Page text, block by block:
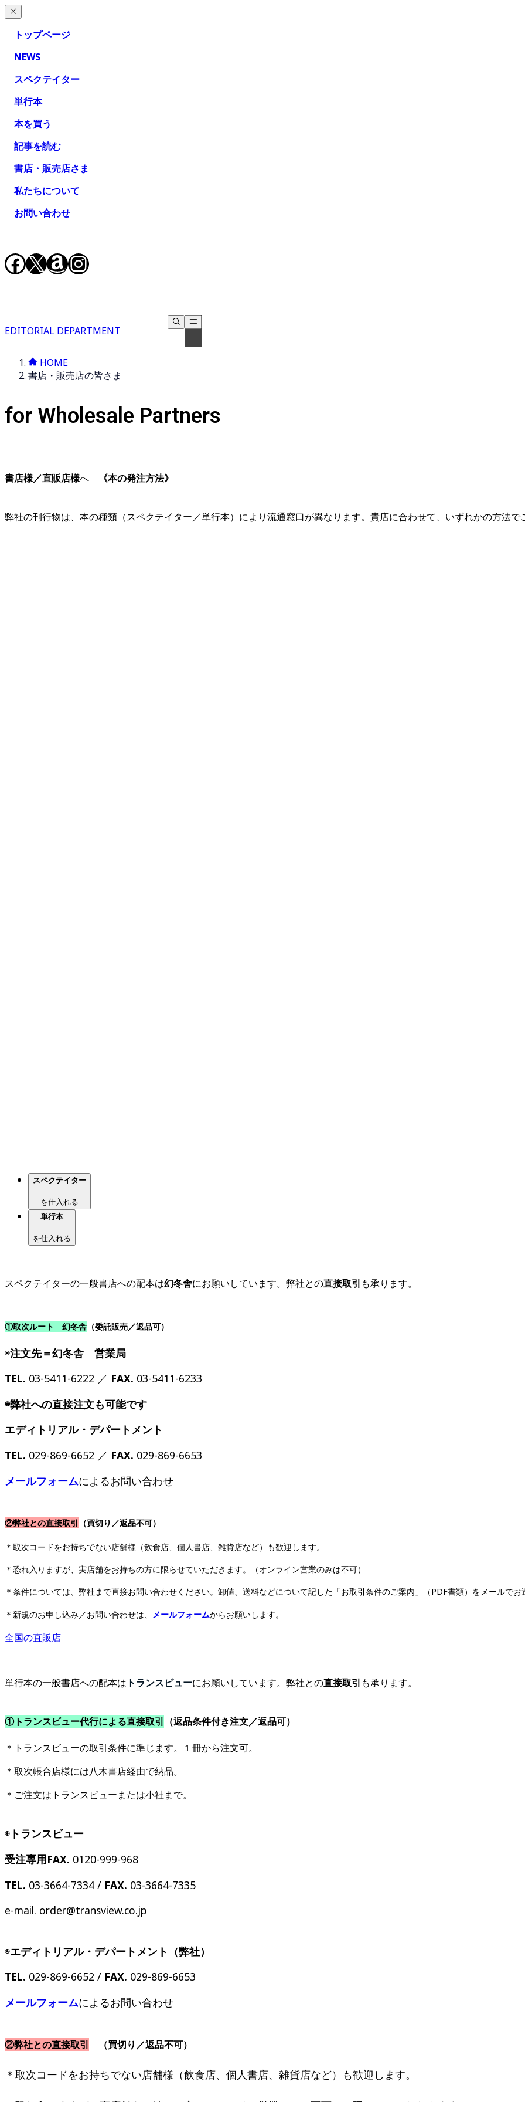
トップページ
NEWS
スペクテイター
単行本
本を買う
記事を読む
書店・販売店さま
私たちについて
お問い合わせ
Facebook
X Amazon
Instagram
EDITORIAL DEPARTMENT
HOME
書店・販売店の皆さま
for Wholesale Partners
書店様／直販店様へ 《本の発注方法》
弊社の刊行物は、本の種類（スペクテイター／単行本）により流通窓口が異なります。貴店に合わせて、いずれかの方法で
スペクテイター
を仕入れる
単行本
を仕入れる
スペクテイターの一般書店への配本は幻冬舎にお願いしています。弊社との直接取引 も承ります。
①取次ルート 幻冬舎 （委託販売／返品可）
◉注文先＝幻冬舎 営業局
TEL. 03-5411-6222 ／ FAX. 03-5411-6233
◉弊社への直接注文も可能です
エディトリアル・デパートメント
TEL. 029-869-6652 ／ FAX. 029-869-6653
メールフォームによるお問い合わせ
②弊社との直接取引 （買切り／返品不可）
＊取次コードをお持ちでない店舗様（飲食店、個人書店、雑貨店など）も歓迎します。
＊恐れ入りますが、実店舗をお持ちの方に限らせていただきます。（オンライン営業のみは不可）
＊条件については、弊社まで直接お問い合わせください。卸値、送料などについて記した「お取引条件のご案内」（PDF書類）をメールでお
＊新規のお申し込み／お問い合わせは、 メールフォームからお願いします。
全国の直販店
単行本の一般書店への配本は トランスビューにお願いしています。弊社との直接取引 も承ります。
①トランスビュー代行による直接取引 （返品条件付き注文／返品可）
＊トランスビューの取引条件に準じます。１冊から注文可。
＊取次帳合店様には八木書店経由で納品。
＊ご注文はトランスビューまたは小社まで。
◉ トランスビュー
受注専用FAX. 0120-999-968
TEL. 03-3664-7334 / FAX. 03-3664-7335
e-mail. order@transview.co.jp
◉エディトリアル・デパートメント（弊社）
TEL. 029-869-6652 / FAX. 029-869-6653
メールフォームによるお問い合わせ
②弊社との直接取引 （買切り／返品不可）
＊取次コードをお持ちでない店舗様（飲食店、個人書店、雑貨店など）も歓迎します。